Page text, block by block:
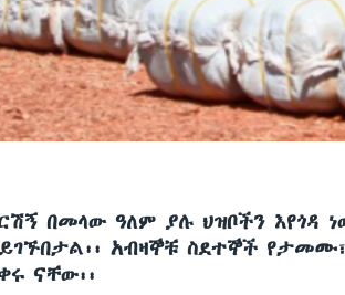
በመላው ዓለም ያሉ ህዝቦችን እየጎዳ
አብዛኞቹ ስደተኞች
ናቸው፡፡